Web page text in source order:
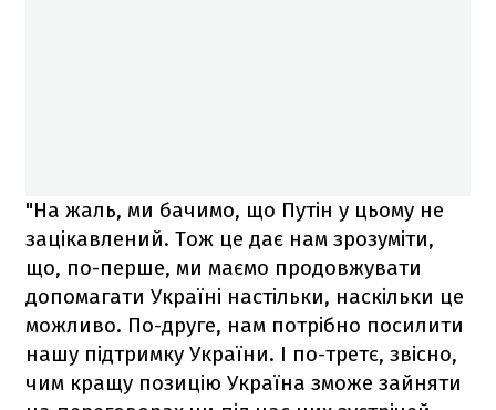
"На жаль, ми бачимо, що Путін у цьому не
зацікавлений. Тож це дає нам зрозуміти,
що, по-перше, ми маємо продовжувати
допомагати Україні настільки, наскільки це
можливо. По-друге, нам потрібно посилити
нашу підтримку України. І по-третє, звісно,
чим кращу позицію Україна зможе зайняти